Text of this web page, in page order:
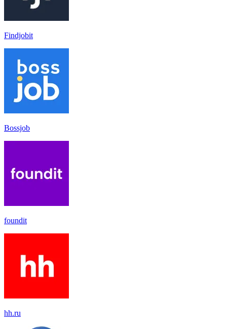
Findjobit
Bossjob
foundit
hh.ru